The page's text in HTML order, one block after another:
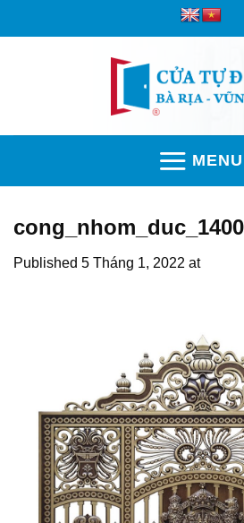
MENU
Published 5 Tháng 1, 2022 at